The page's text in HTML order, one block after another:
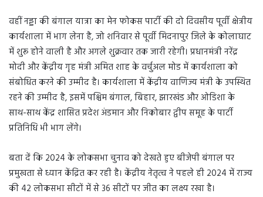
वहीं नड्डा की बंगाल यात्रा का मेन फोकस पार्टी की दो दिवसीय पूर्वी क्षेत्रीय
कार्यशाला में भाग लेना है, जो शनिवार से पूर्वी मिदनापुर जिले के कोलाघाट
में शुरू होने वाली है और अगले शुक्रवार तक जारी रहेगी। प्रधानमंत्री नरेंद्र
मोदी और केंद्रीय गृह मंत्री अमित शाह के वर्चुअल मोड में कार्यशाला को
संबोधित करने की उम्मीद है। कार्यशाला में केंद्रीय वाणिज्य मंत्री के उपस्थित
रहने की उम्मीद है, इसमें पश्चिम बंगाल, बिहार, झारखंड और ओडिशा के
साथ-साथ केंद्र शासित प्रदेश अंडमान और निकोबार द्वीप समूह के पार्टी
प्रतिनिधि भी भाग लेंगे।
बता दें कि 2024 के लोकसभा चुनाव को देखते हुए बीजेपी बंगाल पर
प्रमुखता से ध्यान केंद्रित कर रही है। केंद्रीय नेतृत्व ने पहले ही 2024 में राज्य
की 42 लोकसभा सीटों में से 36 सीटों पर जीत का लक्ष्य रखा है।